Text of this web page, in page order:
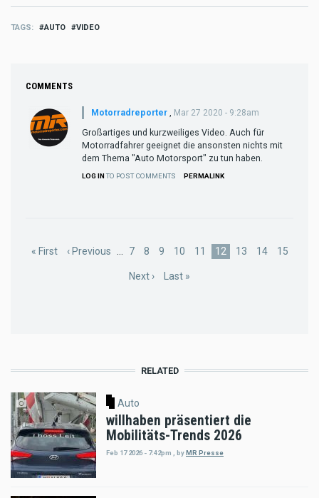
TAGS AUTO VIDEO
COMMENTS
Motorradreporter Mar 27 2020 - 9:28am
Großartiges und kurzweiliges Video. Auch für
Motorradfahrer geeignet die ansonsten nichts mit
dem Thema "Auto Motorsport" zu tun haben.
LOG IN TO POST COMMENTS PERMALINK
First
« First
Previous
‹ Previous … Page
7 Page
8 Page
9 Page
10 Page
11
Current
12 Page
13 Page
14 Page
15
Next
Next ›
Last
Last »
RELATED
Auto
willhaben präsentiert die
Mobilitäts-Trends 2026
Feb 17 2026 - 7:42pm byMR Presse